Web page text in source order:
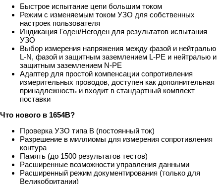
Быстрое испытание цепи большим током
Режим с изменяемым током УЗО для собственных
настроек пользователя
Индикация Годен/Негоден для результатов испытания
УЗО
Выбор измерения напряжения между фазой и нейтралью
L-N, фазой и защитным заземлением L-PE и нейтралью и
защитным заземлением N-PE
Адаптер для простой компенсации сопротивления
измерительных проводов, доступен как дополнительная
принадлежность и входит в стандартный комплект
поставки
Что нового в 1654B?
Проверка УЗО типа B (постоянный ток)
Разрешение в миллиомы для измерения сопротивления
контура
Память (до 1500 результатов тестов)
Расширенные возможности управления данными
Расширенный режим документирования (только для
Великобритании)